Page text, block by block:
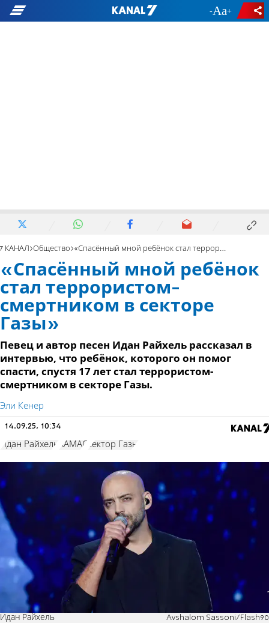
- +
7 КАНАЛ Общество «Спасённый мной ребёнок стал террористом-смертником в секторе Газы»
«Спасённый мной ребёнок
стал террористом-
смертником в секторе
Газы»
Певец и автор песен Идан Райхель рассказал в
интервью, что ребёнок, которого он помог
спасти, спустя 17 лет стал террористом-
смертником в секторе Газы.
Эли Кенер
14.09.25, 10:34
Идан Райхель ХАМАС сектор Газы
Идан Райхель Avshalom Sassoni/Flash90